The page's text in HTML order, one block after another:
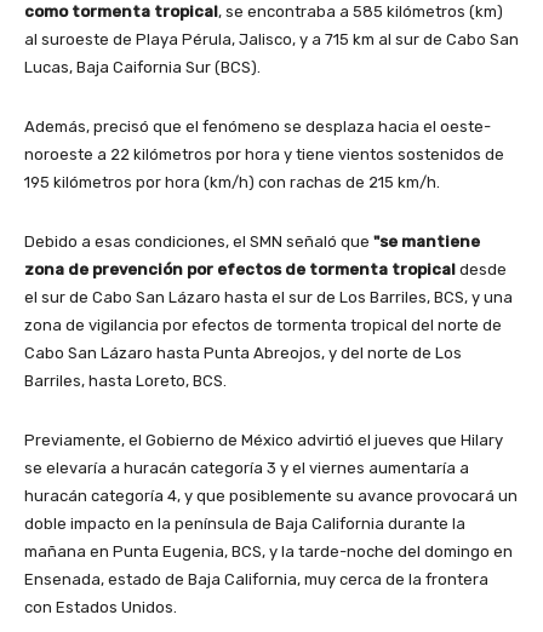
como tormenta tropical, se encontraba a 585 kilómetros (km)
al suroeste de Playa Pérula, Jalisco, y a 715 km al sur de Cabo San
Lucas, Baja Caifornia Sur (BCS).
Además, precisó que el fenómeno se desplaza hacia el oeste-
noroeste a 22 kilómetros por hora y tiene vientos sostenidos de
195 kilómetros por hora (km/h) con rachas de 215 km/h.
Debido a esas condiciones, el SMN señaló que "se mantiene
zona de prevención por efectos de tormenta tropical desde
el sur de Cabo San Lázaro hasta el sur de Los Barriles, BCS, y una
zona de vigilancia por efectos de tormenta tropical del norte de
Cabo San Lázaro hasta Punta Abreojos, y del norte de Los
Barriles, hasta Loreto, BCS.
Previamente, el Gobierno de México advirtió el jueves que Hilary
se elevaría a huracán categoría 3 y el viernes aumentaría a
huracán categoría 4, y que posiblemente su avance provocará un
doble impacto en la península de Baja California durante la
mañana en Punta Eugenia, BCS, y la tarde-noche del domingo en
Ensenada, estado de Baja California, muy cerca de la frontera
con Estados Unidos.